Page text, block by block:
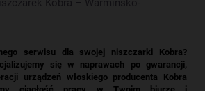
Kobra – Warmińsko-
serwisu dla swojej niszczarki Kobra?
się w naprawach po gwarancji,
urządzeń włoskiego producenta Kobra